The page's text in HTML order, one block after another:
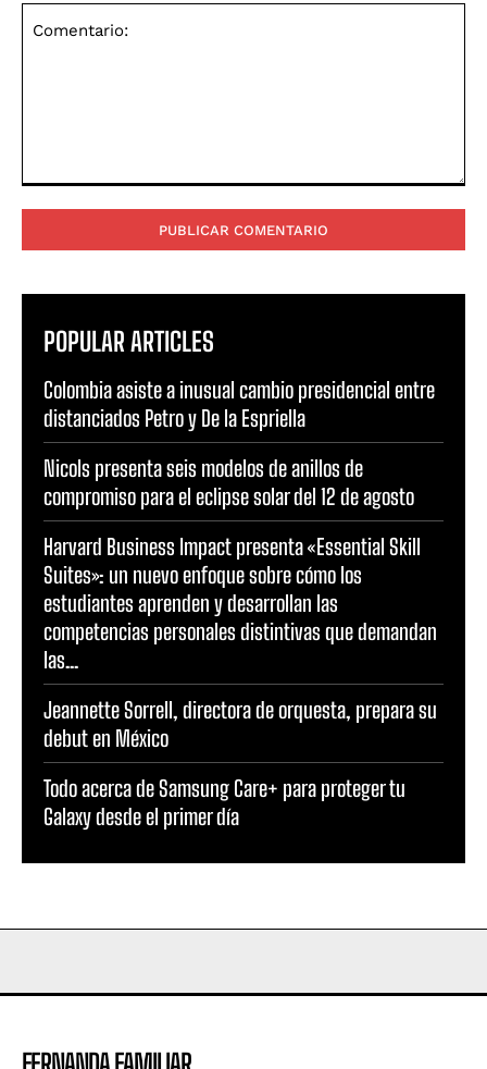
POPULAR ARTICLES
Colombia asiste a inusual cambio presidencial entre
distanciados Petro y De la Espriella
Nicols presenta seis modelos de anillos de
compromiso para el eclipse solar del 12 de agosto
Harvard Business Impact presenta «Essential Skill
Suites»: un nuevo enfoque sobre cómo los
estudiantes aprenden y desarrollan las
competencias personales distintivas que demandan
las...
Jeannette Sorrell, directora de orquesta, prepara su
debut en México
Todo acerca de Samsung Care+ para proteger tu
Galaxy desde el primer día